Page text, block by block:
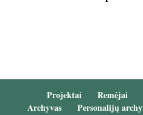
Projektai Remėjai
Archyvas
Personalijų